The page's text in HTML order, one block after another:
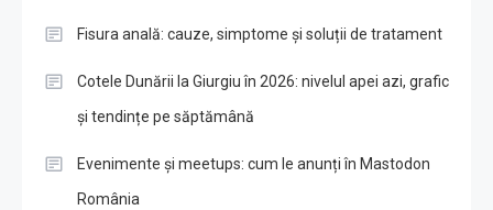
Fisura anală: cauze, simptome și soluții de tratament
Cotele Dunării la Giurgiu în 2026: nivelul apei azi, grafic
și tendințe pe săptămână
Evenimente și meetups: cum le anunți în Mastodon
România